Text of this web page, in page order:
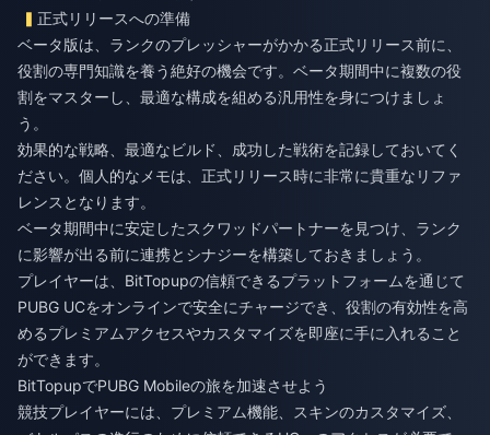
正式リリースへの準備
ベータ版は、ランクのプレッシャーがかかる正式リリース前に、
役割の専門知識を養う絶好の機会です。ベータ期間中に複数の役
割をマスターし、最適な構成を組める汎用性を身につけましょ
う。
効果的な戦略、最適なビルド、成功した戦術を記録しておいてく
ださい。個人的なメモは、正式リリース時に非常に貴重なリファ
レンスとなります。
ベータ期間中に安定したスクワッドパートナーを見つけ、ランク
に影響が出る前に連携とシナジーを構築しておきましょう。
プレイヤーは、BitTopupの信頼できるプラットフォームを通じて
PUBG UCをオンラインで安全にチャージでき、役割の有効性を高
めるプレミアムアクセスやカスタマイズを即座に手に入れること
ができます。
BitTopupでPUBG Mobileの旅を加速させよう
競技プレイヤーには、プレミアム機能、スキンのカスタマイズ、